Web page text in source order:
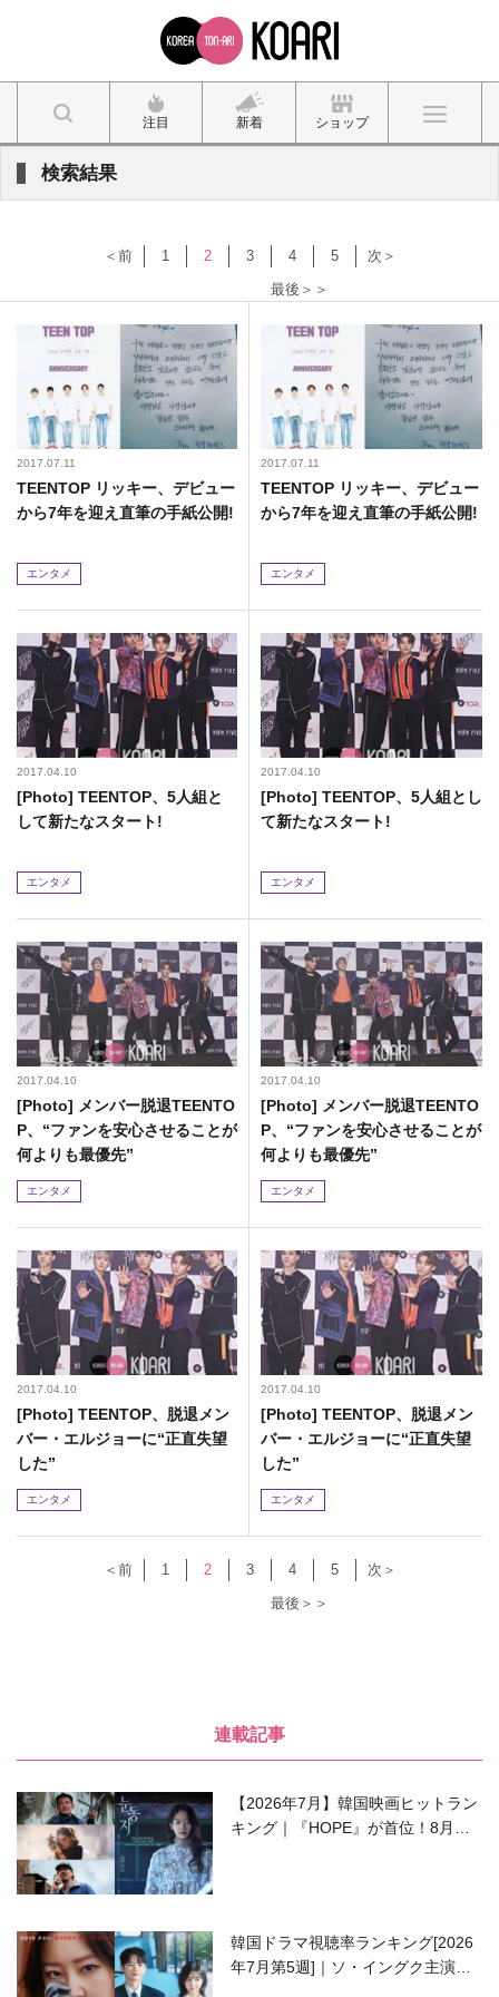
注目 新着 ショップ
検索結果
＜前 1 2 3 4 5
次＞
最後＞＞
2017.07.11
TEENTOP リッキー、デビュー
から7年を迎え直筆の手紙公開!
エンタメ
2017.07.11
TEENTOP リッキー、デビュー
から7年を迎え直筆の手紙公開!
エンタメ
2017.04.10
[Photo] TEENTOP、5人組と
して新たなスタート!
エンタメ
2017.04.10
[Photo] TEENTOP、5人組とし
て新たなスタート!
エンタメ
2017.04.10
[Photo] メンバー脱退TEENTO
P、“ファンを安心させることが
何よりも最優先”
エンタメ
2017.04.10
[Photo] メンバー脱退TEENTO
P、“ファンを安心させることが
何よりも最優先”
エンタメ
2017.04.10
[Photo] TEENTOP、脱退メン
バー・エルジョーに“正直失望
した”
エンタメ
2017.04.10
[Photo] TEENTOP、脱退メン
バー・エルジョーに“正直失望
した”
エンタメ
＜前 1 2 3 4 5
次＞
最後＞＞
連載記事
【2026年7月】韓国映画ヒットラン
キング｜『HOPE』が首位！8月公
韓国ドラマ視聴率ランキング[2026
年7月第5週]｜ソ・イングク主演の